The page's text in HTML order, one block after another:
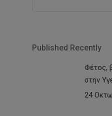
Published Recently
Φέτος,
στην
24